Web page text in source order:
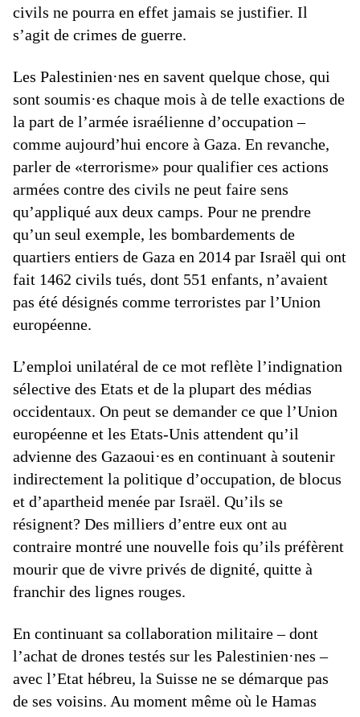
civils ne pourra en effet jamais se justifier. Il
s’agit de crimes de guerre.
Les Palestinien·nes en savent quelque chose, qui
sont soumis·es chaque mois à de telle exactions de
la part de l’armée israélienne d’occupation –
comme aujourd’hui encore à Gaza. En revanche,
parler de «terrorisme» pour qualifier ces actions
armées contre des civils ne peut faire sens
qu’appliqué aux deux camps. Pour ne prendre
qu’un seul exemple, les bombardements de
quartiers entiers de Gaza en 2014 par Israël qui ont
fait 1462 civils tués, dont 551 enfants, n’avaient
pas été désignés comme terroristes par l’Union
européenne.
L’emploi unilatéral de ce mot reflète l’indignation
sélective des Etats et de la plupart des médias
occidentaux. On peut se demander ce que l’Union
européenne et les Etats-Unis attendent qu’il
advienne des Gazaoui·es en continuant à soutenir
indirectement la politique d’occupation, de blocus
et d’apartheid menée par Israël. Qu’ils se
résignent? Des milliers d’entre eux ont au
contraire montré une nouvelle fois qu’ils préfèrent
mourir que de vivre privés de dignité, quitte à
franchir des lignes rouges.
En continuant sa collaboration militaire – dont
l’achat de drones testés sur les Palestinien·nes –
avec l’Etat hébreu, la Suisse ne se démarque pas
de ses voisins. Au moment même où le Hamas